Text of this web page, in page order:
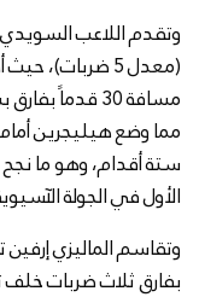
وتقدم اللاعب السويدي
(معدل 5
مسافة 30
مما وضع هيليجرين أمام
ستة أقدام، وهو ما
الأول في الجولة
وتقاسم الماليزي إرفين